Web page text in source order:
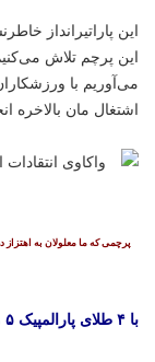
این پاراتیرانداز
این پرچم تلاش
می‌آوریم با
اشتغال مان بالاخره
پرچمی که ما معلولان به
با ۴ طلای پارالمپیک ۵ میلیون حقوق می‌گیرم